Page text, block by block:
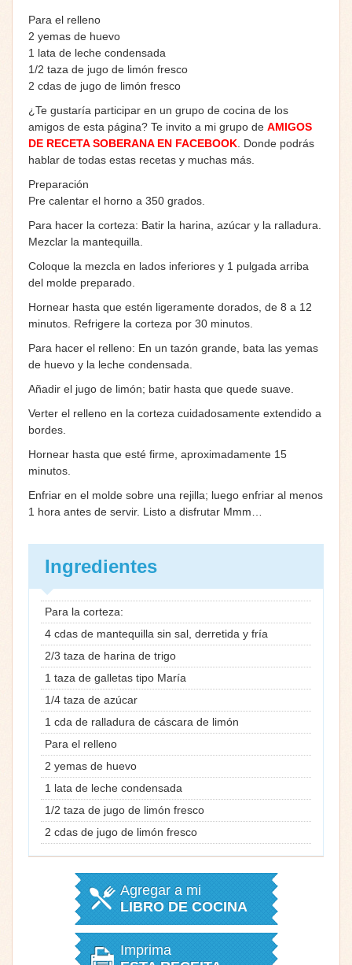
Para el relleno
2 yemas de huevo
1 lata de leche condensada
1/2 taza de jugo de limón fresco
2 cdas de jugo de limón fresco
¿Te gustaría participar en un grupo de cocina de los
amigos de esta página? Te invito a mi grupo de AMIGOS
DE RECETA SOBERANA EN FACEBOOK . Donde podrás
hablar de todas estas recetas y muchas más.
Preparación
Pre calentar el horno a 350 grados.
Para hacer la corteza: Batir la harina, azúcar y la ralladura.
Mezclar la mantequilla.
Coloque la mezcla en lados inferiores y 1 pulgada arriba
del molde preparado.
Hornear hasta que estén ligeramente dorados, de 8 a 12
minutos. Refrigere la corteza por 30 minutos.
Para hacer el relleno: En un tazón grande, bata las yemas
de huevo y la leche condensada.
Añadir el jugo de limón; batir hasta que quede suave.
Verter el relleno en la corteza cuidadosamente extendido a
bordes.
Hornear hasta que esté firme, aproximadamente 15
minutos.
Enfriar en el molde sobre una rejilla; luego enfriar al menos
1 hora antes de servir. Listo a disfrutar Mmm…
Ingredientes
Para la corteza:
4 cdas de mantequilla sin sal, derretida y fría
2/3 taza de harina de trigo
1 taza de galletas tipo María
1/4 taza de azúcar
1 cda de ralladura de cáscara de limón
Para el relleno
2 yemas de huevo
1 lata de leche condensada
1/2 taza de jugo de limón fresco
2 cdas de jugo de limón fresco
Agregar a mi
LIBRO DE COCINA
Imprima